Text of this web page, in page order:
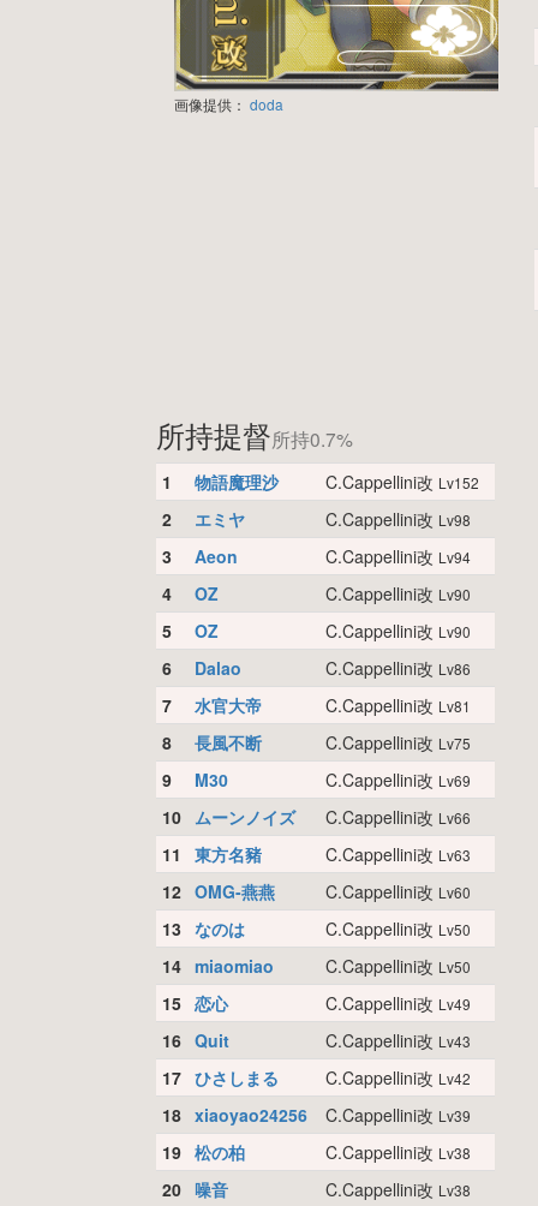
画像提供： doda
所持提督所持0.7%
1 物語魔理沙 C.Cappellini改 Lv152
2 エミヤ C.Cappellini改 Lv98
3 Aeon C.Cappellini改 Lv94
4 OZ C.Cappellini改 Lv90
5 OZ C.Cappellini改 Lv90
6 Dalao C.Cappellini改 Lv86
7 水官大帝 C.Cappellini改 Lv81
8 長風不断 C.Cappellini改 Lv75
9 M30 C.Cappellini改 Lv69
10 ムーンノイズ C.Cappellini改 Lv66
11 東方名豬 C.Cappellini改 Lv63
12 OMG-燕燕 C.Cappellini改 Lv60
13 なのは C.Cappellini改 Lv50
14 miaomiao C.Cappellini改 Lv50
15 恋心 C.Cappellini改 Lv49
16 Quit C.Cappellini改 Lv43
17 ひさしまる C.Cappellini改 Lv42
18 xiaoyao24256 C.Cappellini改 Lv39
19 松の柏 C.Cappellini改 Lv38
20 噪音 C.Cappellini改 Lv38